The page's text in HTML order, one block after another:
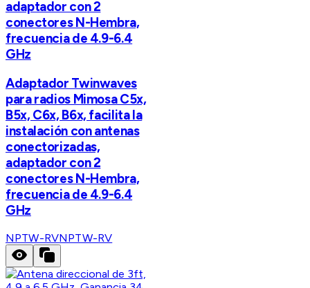
adaptador con 2
conectores N-Hembra,
frecuencia de 4.9-6.4
GHz
Adaptador Twinwaves
para radios Mimosa C5x,
B5x, C6x, B6x, facilita la
instalación con antenas
conectorizadas,
adaptador con 2
conectores N-Hembra,
frecuencia de 4.9-6.4
GHz
NPTW-RVNPTW-RV